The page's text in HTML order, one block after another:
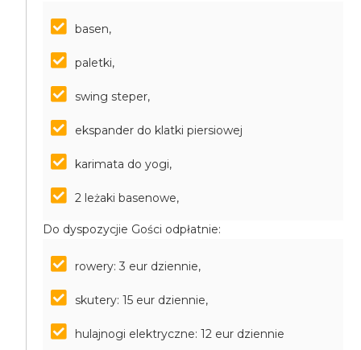
basen,
paletki,
swing steper,
ekspander do klatki piersiowej
karimata do yogi,
2 leżaki basenowe,
Do dyspozycjie Gości odpłatnie:
rowery: 3 eur dziennie,
skutery: 15 eur dziennie,
hulajnogi elektryczne: 12 eur dziennie